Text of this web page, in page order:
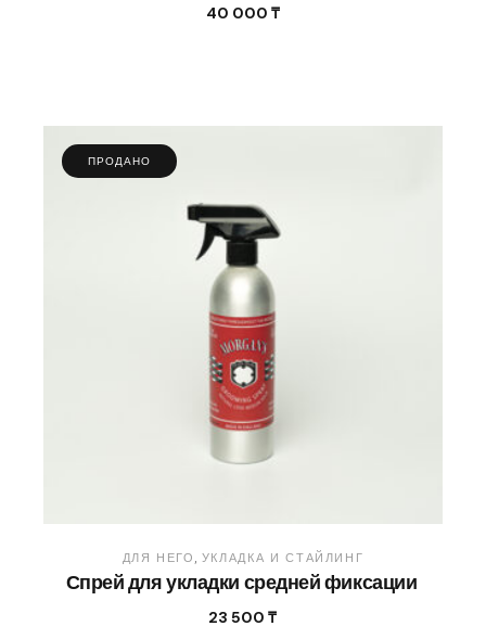
40 000 ₸
ПРОДАНО
ДЛЯ НЕГО УКЛАДКА И СТАЙЛИНГ
Спрей для укладки средней фиксации
23 500₸